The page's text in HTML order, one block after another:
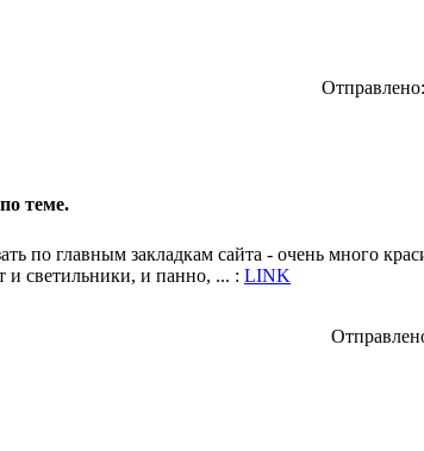
теме.
по главным закладкам сайта - очень много
и светильники, и панно, ... : LINK